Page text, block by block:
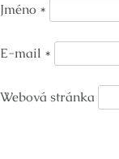
Jméno *
E-mail *
Webová stránka